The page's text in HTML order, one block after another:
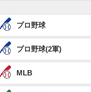
プロ野球
プロ野球(2軍)
MLB